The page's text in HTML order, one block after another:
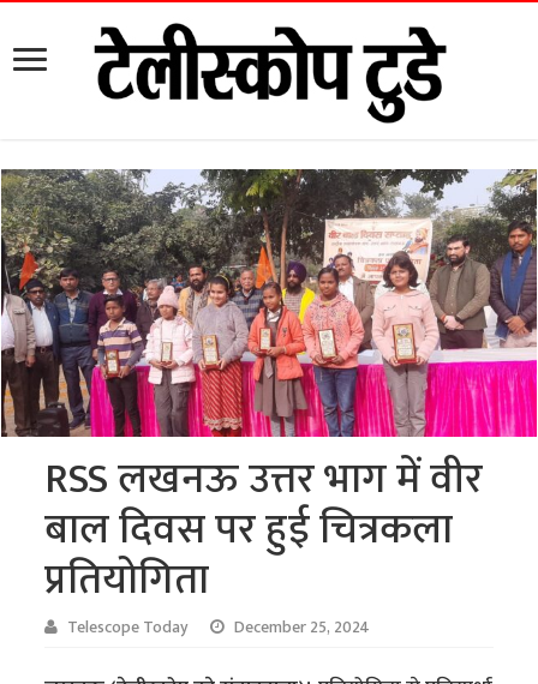
RSS लखनऊ उत्तर भाग में वीर
बाल दिवस पर हुई चित्रकला
प्रतियोगिता
Telescope Today December 25, 2024